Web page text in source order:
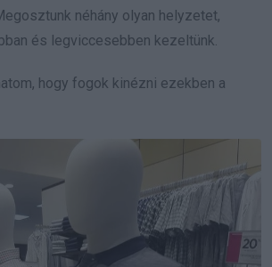
néhány olyan helyzetet,
és legviccesebben kezeltünk.
hogy fogok kinézni ezekben a